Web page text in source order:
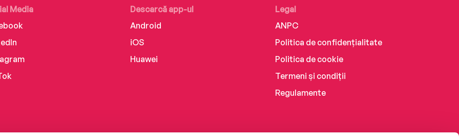
Media
Descarcă app-ul
Android
iOS
Huawei
Legal
ANPC
Politica de confidențialitate
Politica de cookie
Termeni și condiții
Regulamente